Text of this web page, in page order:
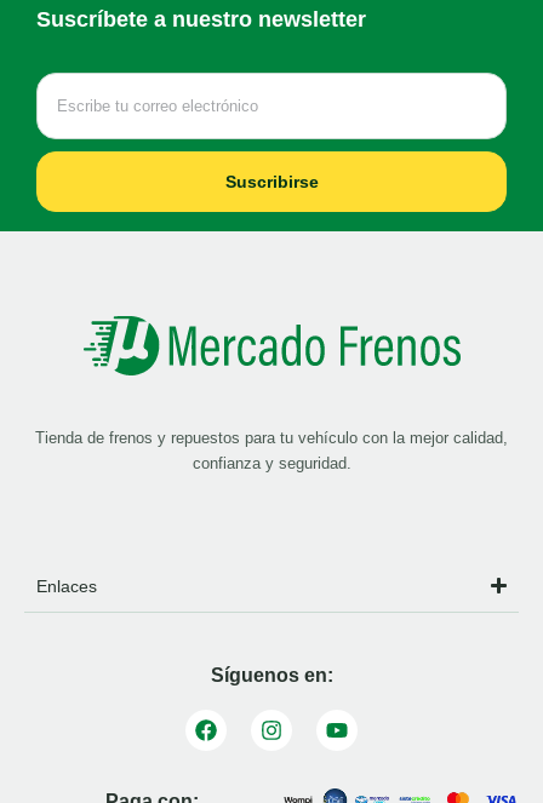
Suscríbete a nuestro newsletter
Suscribirse
Tienda de frenos y repuestos para tu vehículo con la mejor calidad,
confianza y seguridad.
Enlaces
Síguenos en: